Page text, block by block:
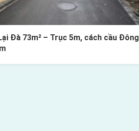
Đà 73m² – Trục 5m, cách cầu Đông